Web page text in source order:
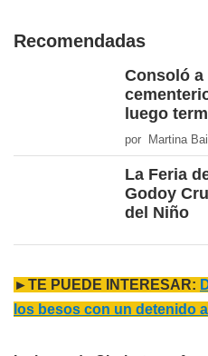
Recomendadas
Consoló a
luego
por Martina
La Feria
Godoy
del Niño
►TE PUEDE INTERESAR:
los besos con un detenido